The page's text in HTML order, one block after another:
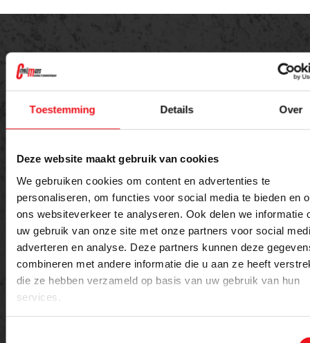
Toestemming Details Over
Deze website maakt gebruik van cookies
We gebruiken cookies om content en advertenties te
personaliseren, om functies voor social media te bieden en
ons websiteverkeer te analyseren. Ook delen we informatie
uw gebruik van onze site met onze partners voor social
adverteren en analyse. Deze partners kunnen deze
combineren met andere informatie die u aan ze heeft
die ze hebben verzameld op basis van uw gebruik van hun
services.
Meer weten over dit product of een offerte
Naam E-mailadres
Telefoon